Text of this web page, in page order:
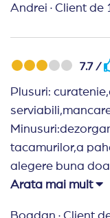
Andrei · Client de
7.7 /
Plusuri:
tacamurilor,a
alegere buna
Atunci se
Arata mai mult